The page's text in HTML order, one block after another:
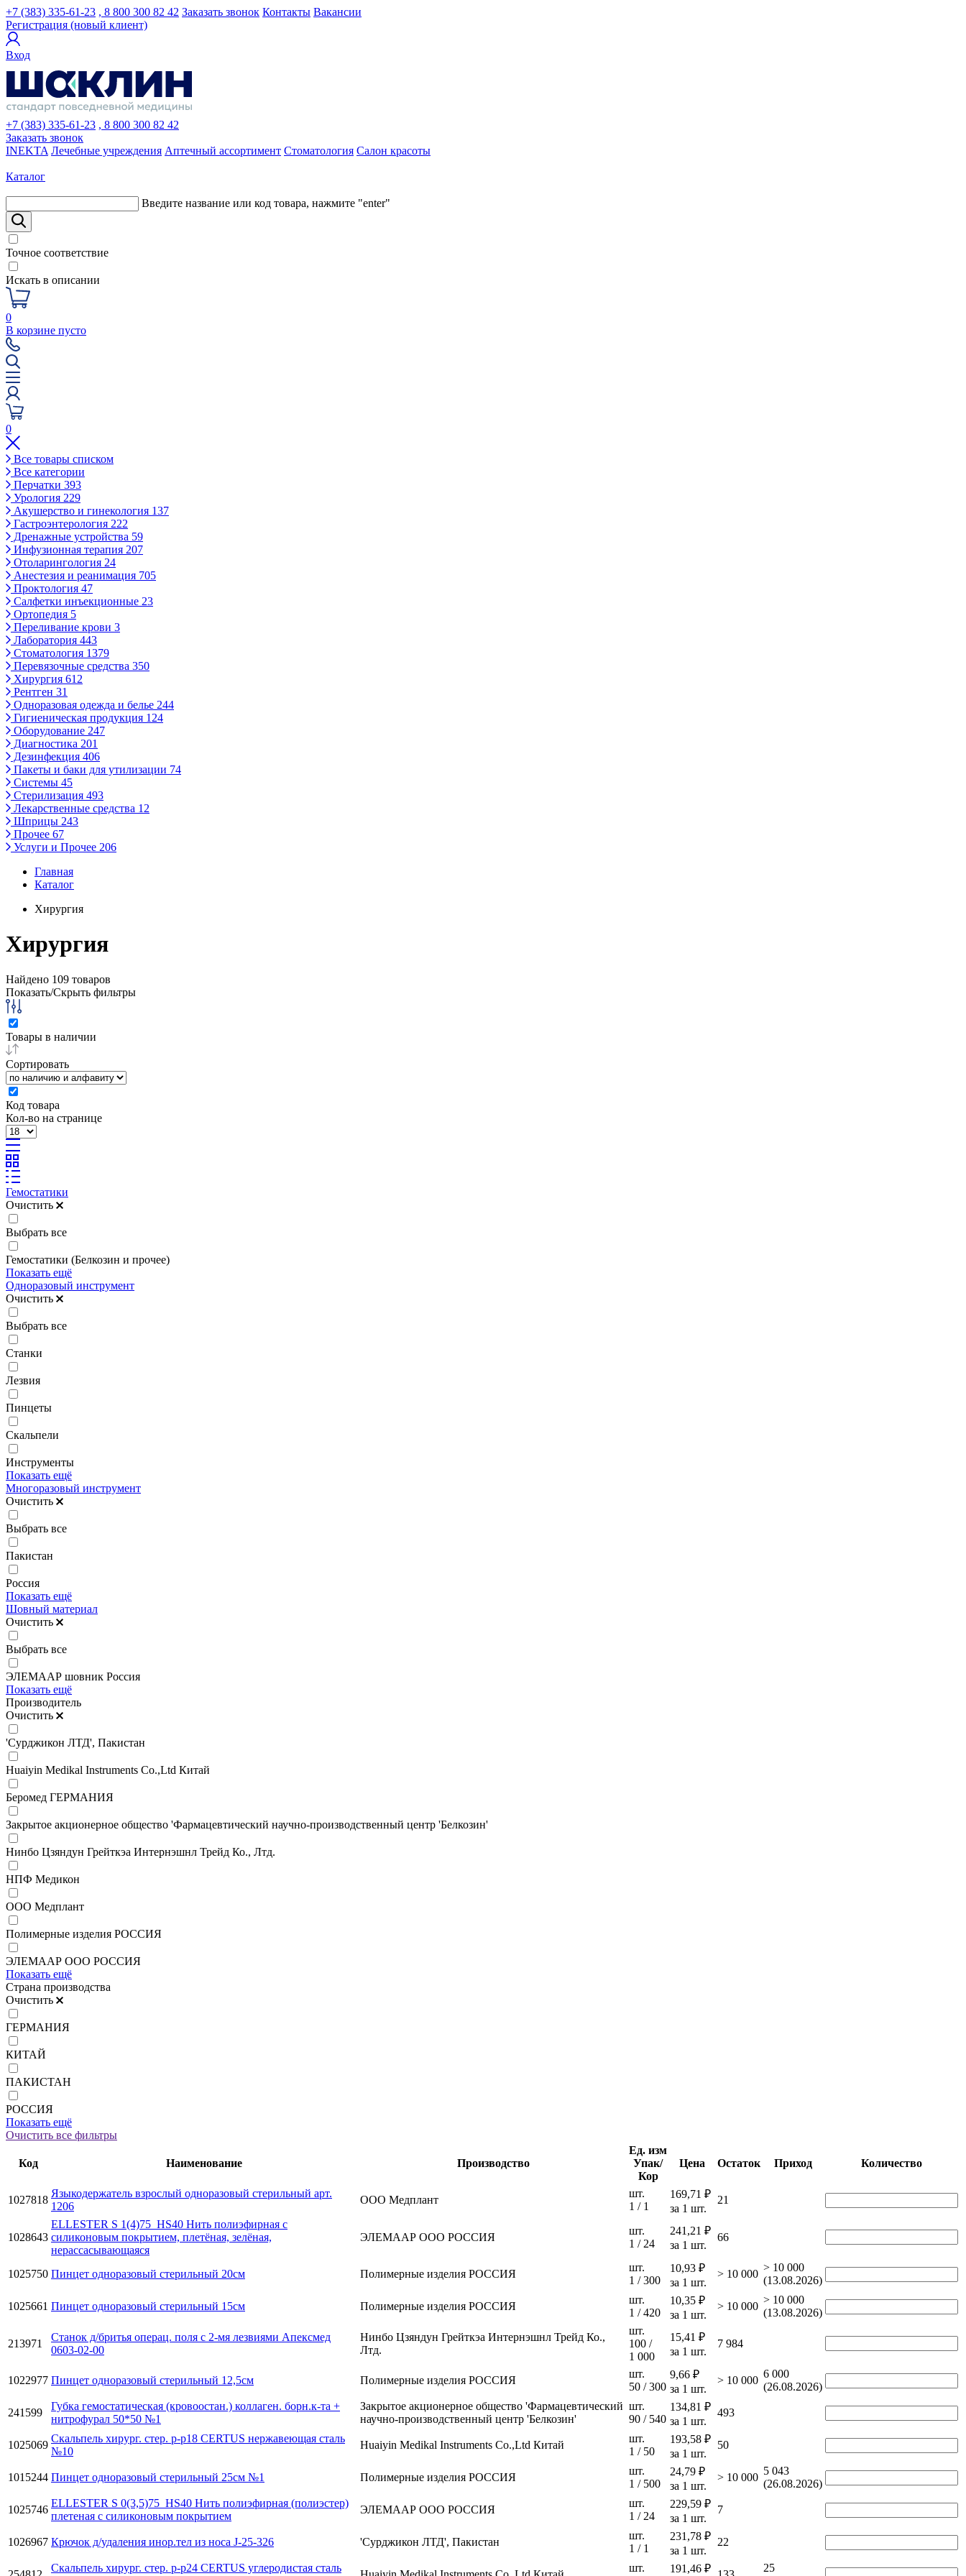
+7 (383) 335-61-23 , 8 800 300 82 42 Заказать звонок Контакты Вакансии
Регистрация (новый клиент)
Вход
+7 (383) 335-61-23 , 8 800 300 82 42
Заказать звонок
INEKTA Лечебные учреждения Аптечный ассортимент Стоматология Салон красоты
Каталог
Введите название или код товара, нажмите "enter"
Точное соответствие
Искать в описании
0
В корзине пусто
0
Все товары списком
Все категории
Перчатки 393
Урология 229
Акушерство и гинекология 137
Гастроэнтерология 222
Дренажные устройства 59
Инфузионная терапия 207
Отоларингология 24
Анестезия и реанимация 705
Проктология 47
Салфетки инъекционные 23
Ортопедия 5
Переливание крови 3
Лаборатория 443
Стоматология 1379
Перевязочные средства 350
Хирургия 612
Рентген 31
Одноразовая одежда и белье 244
Гигиеническая продукция 124
Оборудование 247
Диагностика 201
Дезинфекция 406
Пакеты и баки для утилизации 74
Системы 45
Стерилизация 493
Лекарственные средства 12
Шприцы 243
Прочее 67
Услуги и Прочее 206
Главная
Каталог
Хирургия
Хирургия
Найдено 109 товаров
Показать/Скрыть фильтры
Товары в наличии
Сортировать
Код товара
Кол-во на странице
Гемостатики
Очистить
Выбрать все
Гемостатики (Белкозин и прочее)
Показать ещё
Одноразовый инструмент
Очистить
Выбрать все
Станки
Лезвия
Пинцеты
Скальпели
Инструменты
Показать ещё
Многоразовый инструмент
Очистить
Выбрать все
Пакистан
Россия
Показать ещё
Шовный материал
Очистить
Выбрать все
ЭЛЕМААР шовник Россия
Показать ещё
Производитель
Очистить
'Сурджикон ЛТД', Пакистан
Huaiyin Medikal Instruments Co.,Ltd Китай
Беромед ГЕРМАНИЯ
Закрытое акционерное общество 'Фармацевтический научно-производственный центр 'Белкозин'
Нинбо Цзяндун Грейткэа Интернэшнл Трейд Ко., Лтд.
НПФ Медикон
ООО Медплант
Полимерные изделия РОССИЯ
ЭЛЕМААР ООО РОССИЯ
Показать ещё
Страна производства
Очистить
ГЕРМАНИЯ
КИТАЙ
ПАКИСТАН
РОССИЯ
Показать ещё
Очистить все фильтры
Код Наименование Производство
Ед. изм
Упак/
Кор
Цена Остаток Приход Количество
1027818
Языкодержатель взрослый одноразовый стерильный арт.
1206
ООО Медплант
шт.
1 / 1
169,71 ₽
за 1 шт.
21
1028643
ELLESTER S 1(4)75_HS40 Нить полиэфирная с
силиконовым покрытием, плетёная, зелёная,
нерассасывающаяся
ЭЛЕМААР ООО РОССИЯ
шт.
1 / 24
241,21 ₽
за 1 шт.
66
1025750 Пинцет одноразовый стерильный 20см Полимерные изделия РОССИЯ
шт.
1 / 300
10,93 ₽
за 1 шт.
> 10 000
> 10 000
(13.08.2026)
1025661 Пинцет одноразовый стерильный 15см Полимерные изделия РОССИЯ
шт.
1 / 420
10,35 ₽
за 1 шт.
> 10 000
> 10 000
(13.08.2026)
213971
Станок д/бритья операц. поля с 2-мя лезвиями Апексмед
0603-02-00
Нинбо Цзяндун Грейткэа Интернэшнл Трейд Ко.,
Лтд.
шт.
100 /
1 000
15,41 ₽
за 1 шт.
7 984
1022977 Пинцет одноразовый стерильный 12,5см Полимерные изделия РОССИЯ
шт.
50 / 300
9,66 ₽
за 1 шт.
> 10 000
6 000
(26.08.2026)
241599
Губка гемостатическая (кровоостан.) коллаген. борн.к-та +
нитрофурал 50*50 №1
Закрытое акционерное общество 'Фармацевтический
научно-производственный центр 'Белкозин'
шт.
90 / 540
134,81 ₽
за 1 шт.
493
1025069
Скальпель хирург. стер. р-р18 CERTUS нержавеющая сталь
№10
Huaiyin Medikal Instruments Co.,Ltd Китай
шт.
1 / 50
193,58 ₽
за 1 шт.
50
1015244 Пинцет одноразовый стерильный 25см №1 Полимерные изделия РОССИЯ
шт.
1 / 500
24,79 ₽
за 1 шт.
> 10 000
5 043
(26.08.2026)
1025746
ELLESTER S 0(3,5)75_HS40 Нить полиэфирная (полиэстер)
плетеная с силиконовым покрытием
ЭЛЕМААР ООО РОССИЯ
шт.
1 / 24
229,59 ₽
за 1 шт.
7
1026967 Крючок д/удаления инор.тел из носа J-25-326 'Сурджикон ЛТД', Пакистан
шт.
1 / 1
231,78 ₽
за 1 шт.
22
Скальпель хирург. стер. р-р24 CERTUS углеродистая сталь
шт.
191,46 ₽
25